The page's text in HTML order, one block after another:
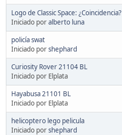
Logo de Classic Space: ¿Coincidencia?
Iniciado poralberto luna
policía swat
Iniciado porshephard
Curiosity Rover 21104 BL
Iniciado por Elplata
Hayabusa 21101 BL
Iniciado por Elplata
helicoptero lego pelicula
Iniciado porshephard